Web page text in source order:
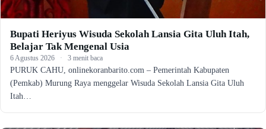
Bupati Heriyus Wisuda Sekolah Lansia Gita Uluh Itah,
Belajar Tak Mengenal Usia
6 Agustus 2026 · 3 menit baca
PURUK CAHU, onlinekoranbarito.com – Pemerintah Kabupaten
(Pemkab) Murung Raya menggelar Wisuda Sekolah Lansia Gita Uluh
Itah…